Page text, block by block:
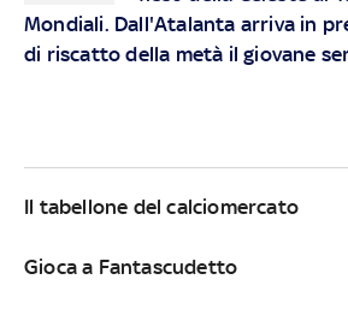
Mondiali. Dall'Atalanta arriva in
di riscatto della metà il giovane
Il tabellone del calciomercato
Gioca a Fantascudetto